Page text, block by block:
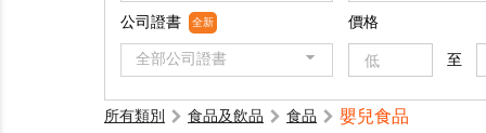
公司證書 全新
全部公司證書
價格
至
所有類別 食品及飲品 食品 嬰兒食品